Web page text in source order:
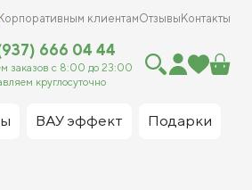
Корпоративным клиентамОтзывы Контакты
666 04 44
заказов с 8:00 до 23:00
круглосуточно
ВАУ эффект Подарки